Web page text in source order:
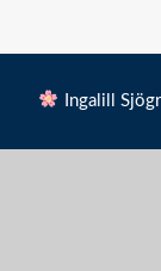
Ingalill